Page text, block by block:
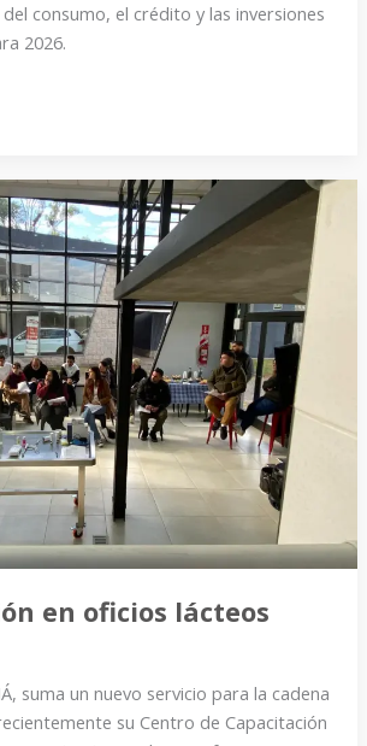
consumo, el crédito y las inversiones
2026.
en oficios lácteos
suma un nuevo servicio para la cadena
su Centro de Capacitación